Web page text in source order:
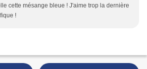
cette mésange bleue ! J'aime trop la dernière
!